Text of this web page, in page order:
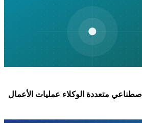
متعددة الوكلاء عمليات الأعمال